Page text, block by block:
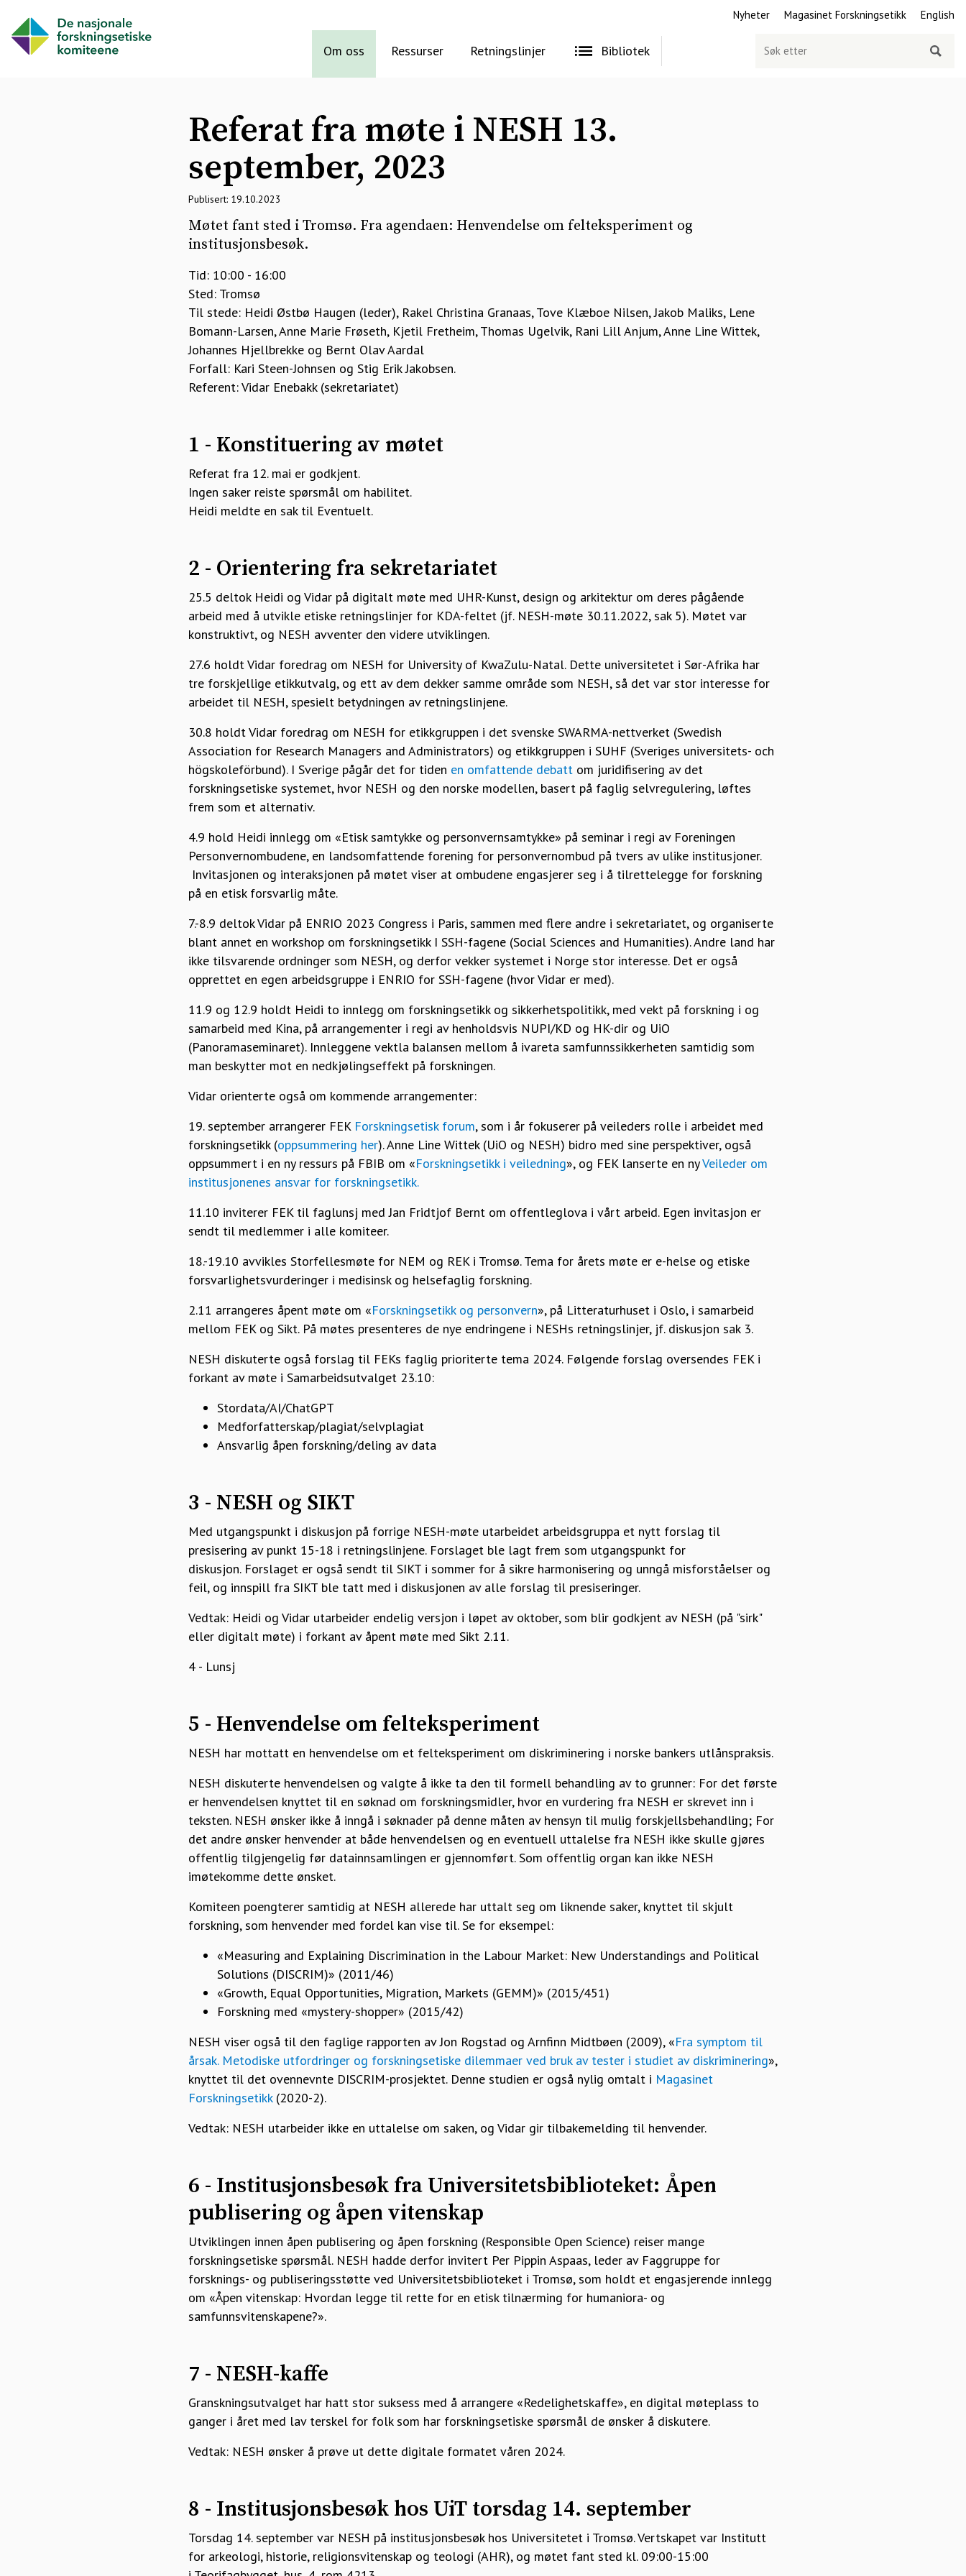
Nyheter Magasinet Forskningsetikk English
Om oss Ressurser Retningslinjer Bibliotek
Søk
Referat fra møte i NESH 13.
september, 2023
Publisert: 19.10.2023
Møtet fant sted i Tromsø. Fra agendaen: Henvendelse om felteksperiment og
institusjonsbesøk.
Tid: 10:00 - 16:00
Sted: Tromsø
Til stede: Heidi Østbø Haugen (leder), Rakel Christina Granaas, Tove Klæboe Nilsen, Jakob Maliks, Lene
Bomann-Larsen, Anne Marie Frøseth, Kjetil Fretheim, Thomas Ugelvik, Rani Lill Anjum, Anne Line Wittek,
Johannes Hjellbrekke og Bernt Olav Aardal
Forfall: Kari Steen-Johnsen og Stig Erik Jakobsen.
Referent: Vidar Enebakk (sekretariatet)
1 - Konstituering av møtet
Referat fra 12. mai er godkjent.
Ingen saker reiste spørsmål om habilitet.
Heidi meldte en sak til Eventuelt.
2 - Orientering fra sekretariatet
25.5 deltok Heidi og Vidar på digitalt møte med UHR-Kunst, design og arkitektur om deres pågående
arbeid med å utvikle etiske retningslinjer for KDA-feltet (jf. NESH-møte 30.11.2022, sak 5). Møtet var
konstruktivt, og NESH avventer den videre utviklingen.
27.6 holdt Vidar foredrag om NESH for University of KwaZulu-Natal. Dette universitetet i Sør-Afrika har
tre forskjellige etikkutvalg, og ett av dem dekker samme område som NESH, så det var stor interesse for
arbeidet til NESH, spesielt betydningen av retningslinjene.
30.8 holdt Vidar foredrag om NESH for etikkgruppen i det svenske SWARMA-nettverket (Swedish
Association for Research Managers and Administrators) og etikkgruppen i SUHF (Sveriges universitets- och
högskoleförbund). I Sverige pågår det for tiden en omfattende debatt om juridifisering av det
forskningsetiske systemet, hvor NESH og den norske modellen, basert på faglig selvregulering, løftes
frem som et alternativ.
4.9 hold Heidi innlegg om «Etisk samtykke og personvernsamtykke» på seminar i regi av Foreningen
Personvernombudene, en landsomfattende forening for personvernombud på tvers av ulike institusjoner.
Invitasjonen og interaksjonen på møtet viser at ombudene engasjerer seg i å tilrettelegge for forskning
på en etisk forsvarlig måte.
7.-8.9 deltok Vidar på ENRIO 2023 Congress i Paris, sammen med flere andre i sekretariatet, og organiserte
blant annet en workshop om forskningsetikk I SSH-fagene (Social Sciences and Humanities). Andre land har
ikke tilsvarende ordninger som NESH, og derfor vekker systemet i Norge stor interesse. Det er også
opprettet en egen arbeidsgruppe i ENRIO for SSH-fagene (hvor Vidar er med).
11.9 og 12.9 holdt Heidi to innlegg om forskningsetikk og sikkerhetspolitikk, med vekt på forskning i og
samarbeid med Kina, på arrangementer i regi av henholdsvis NUPI/KD og HK-dir og UiO
(Panoramaseminaret). Innleggene vektla balansen mellom å ivareta samfunnssikkerheten samtidig som
man beskytter mot en nedkjølingseffekt på forskningen.
Vidar orienterte også om kommende arrangementer:
19. september arrangerer FEK Forskningsetisk forum, som i år fokuserer på veileders rolle i arbeidet med
forskningsetikk (oppsummering her). Anne Line Wittek (UiO og NESH) bidro med sine perspektiver, også
oppsummert i en ny ressurs på FBIB om «Forskningsetikk i veiledning», og FEK lanserte en nyVeileder om
institusjonenes ansvar for forskningsetikk.
11.10 inviterer FEK til faglunsj med Jan Fridtjof Bernt om offentleglova i vårt arbeid. Egen invitasjon er
sendt til medlemmer i alle komiteer.
18.-19.10 avvikles Storfellesmøte for NEM og REK i Tromsø. Tema for årets møte er e-helse og etiske
forsvarlighetsvurderinger i medisinsk og helsefaglig forskning.
2.11 arrangeres åpent møte om «Forskningsetikk og personvern», på Litteraturhuset i Oslo, i samarbeid
mellom FEK og Sikt. På møtes presenteres de nye endringene i NESHs retningslinjer, jf. diskusjon sak 3.
NESH diskuterte også forslag til FEKs faglig prioriterte tema 2024. Følgende forslag oversendes FEK i
forkant av møte i Samarbeidsutvalget 23.10:
Stordata/AI/ChatGPT
Medforfatterskap/plagiat/selvplagiat
Ansvarlig åpen forskning/deling av data
3 - NESH og SIKT
Med utgangspunkt i diskusjon på forrige NESH-møte utarbeidet arbeidsgruppa et nytt forslag til
presisering av punkt 15-18 i retningslinjene. Forslaget ble lagt frem som utgangspunkt for
diskusjon. Forslaget er også sendt til SIKT i sommer for å sikre harmonisering og unngå misforståelser og
feil, og innspill fra SIKT ble tatt med i diskusjonen av alle forslag til presiseringer.
Vedtak: Heidi og Vidar utarbeider endelig versjon i løpet av oktober, som blir godkjent av NESH (på "sirk"
eller digitalt møte) i forkant av åpent møte med Sikt 2.11.
4 - Lunsj
5 - Henvendelse om felteksperiment
NESH har mottatt en henvendelse om et felteksperiment om diskriminering i norske bankers utlånspraksis.
NESH diskuterte henvendelsen og valgte å ikke ta den til formell behandling av to grunner: For det første
er henvendelsen knyttet til en søknad om forskningsmidler, hvor en vurdering fra NESH er skrevet inn i
teksten. NESH ønsker ikke å inngå i søknader på denne måten av hensyn til mulig forskjellsbehandling; For
det andre ønsker henvender at både henvendelsen og en eventuell uttalelse fra NESH ikke skulle gjøres
offentlig tilgjengelig før datainnsamlingen er gjennomført. Som offentlig organ kan ikke NESH
imøtekomme dette ønsket.
Komiteen poengterer samtidig at NESH allerede har uttalt seg om liknende saker, knyttet til skjult
forskning, som henvender med fordel kan vise til. Se for eksempel:
«Measuring and Explaining Discrimination in the Labour Market: New Understandings and Political
Solutions (DISCRIM)» (2011/46)
«Growth, Equal Opportunities, Migration, Markets (GEMM)» (2015/451)
Forskning med «mystery-shopper» (2015/42)
NESH viser også til den faglige rapporten av Jon Rogstad og Arnfinn Midtbøen (2009), «Fra symptom til
årsak. Metodiske utfordringer og forskningsetiske dilemmaer ved bruk av tester i studiet av diskriminering»,
knyttet til det ovennevnte DISCRIM-prosjektet. Denne studien er også nylig omtalt i Magasinet
Forskningsetikk(2020-2).
Vedtak: NESH utarbeider ikke en uttalelse om saken, og Vidar gir tilbakemelding til henvender.
6 - Institusjonsbesøk fra Universitetsbiblioteket: Åpen
publisering og åpen vitenskap
Utviklingen innen åpen publisering og åpen forskning (Responsible Open Science) reiser mange
forskningsetiske spørsmål. NESH hadde derfor invitert Per Pippin Aspaas, leder av Faggruppe for
forsknings- og publiseringsstøtte ved Universitetsbiblioteket i Tromsø, som holdt et engasjerende innlegg
om «Åpen vitenskap: Hvordan legge til rette for en etisk tilnærming for humaniora- og
samfunnsvitenskapene?».
7 - NESH-kaffe
Granskningsutvalget har hatt stor suksess med å arrangere «Redelighetskaffe», en digital møteplass to
ganger i året med lav terskel for folk som har forskningsetiske spørsmål de ønsker å diskutere.
Vedtak: NESH ønsker å prøve ut dette digitale formatet våren 2024.
8 - Institusjonsbesøk hos UiT torsdag 14. september
Torsdag 14. september var NESH på institusjonsbesøk hos Universitetet i Tromsø. Vertskapet var Institutt
for arkeologi, historie, religionsvitenskap og teologi (AHR), og møtet fant sted kl. 09:00-15:00